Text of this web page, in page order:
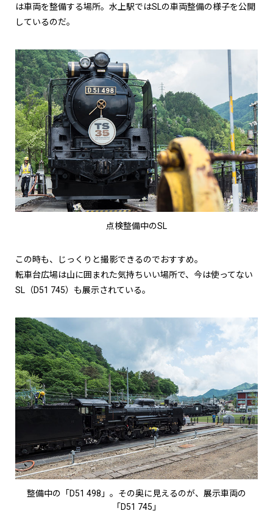
は車両を整備する場所。水上駅ではSLの車両整備の様子を公開
しているのだ。
点検整備中のSL
この時も、じっくりと撮影できるのでおすすめ。
転車台広場は山に囲まれた気持ちいい場所で、今は使ってない
SL（D51 745）も展示されている。
整備中の「D51 498」。その奥に見えるのが、展示車両の
「D51 745」